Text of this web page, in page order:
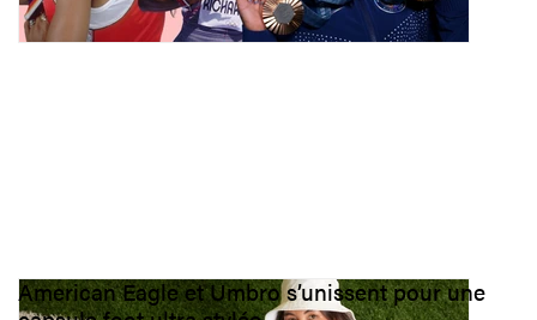
American Eagle et Umbro s’unissent pour une